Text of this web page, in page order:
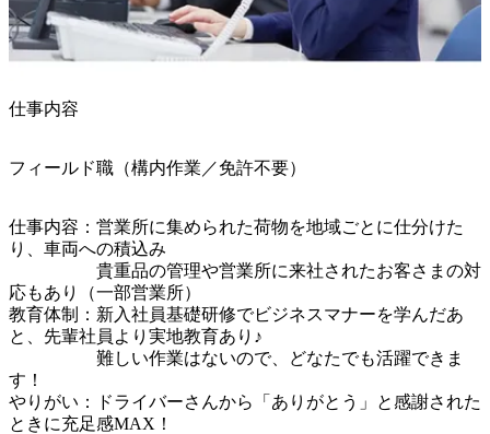
仕事内容
フィールド職（構内作業／免許不要）
仕事内容：営業所に集められた荷物を地域ごとに仕分けた
り、車両への積込み
貴重品の管理や営業所に来社されたお客さまの対
応もあり（一部営業所）
教育体制：新入社員基礎研修でビジネスマナーを学んだあ
と、先輩社員より実地教育あり♪
難しい作業はないので、どなたでも活躍できま
す！
やりがい：ドライバーさんから「ありがとう」と感謝された
ときに充足感MAX！